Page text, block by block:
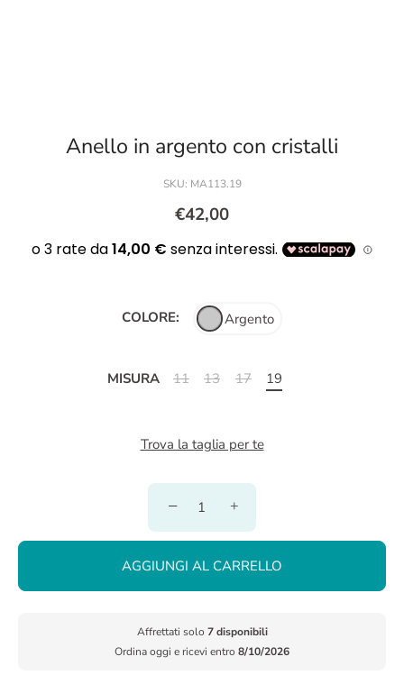
Anello in argento con cristalli
SKU: MA113.19
€42,00
COLORE: Argento
MISURA 11 13 17 19
Trova la taglia per te
− +
AGGIUNGI AL CARRELLO
Affrettati solo 7 disponibili
Ordina oggi e ricevi entro 8/10/2026